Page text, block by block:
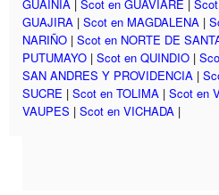
GUAINIA | Scot en GUAVIARE |
GUAJIRA | Scot en MAGDALENA |
NARIÑO | Scot en NORTE DE
PUTUMAYO | Scot en QUINDIO |
SAN ANDRES Y PROVIDENCIA |
SUCRE | Scot en TOLIMA | Scot en
VAUPES | Scot en VICHADA |